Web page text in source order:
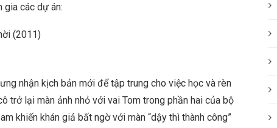
gia các dự án:
(2011)
nhận kịch bản mới để tập trung cho việc học và rèn
trở lại màn ảnh nhỏ với vai Tom trong phần hai của bộ
khiến khán giả bất ngờ với màn “dậy thì thành công”